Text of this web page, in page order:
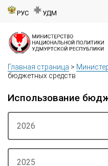
РУС УДМ
Главная страница >
бюджетных средств
Использование
2026
2025